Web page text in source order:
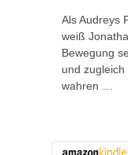
Als Audreys
weiß
Bewegung
und
wahren …